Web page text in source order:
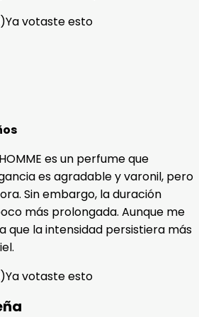
)Ya votaste esto
HOMME es un perfume que
es agradable y varonil, pero
Sin embargo, la duración
más prolongada. Aunque me
que la intensidad persistiera más
)Ya votaste esto